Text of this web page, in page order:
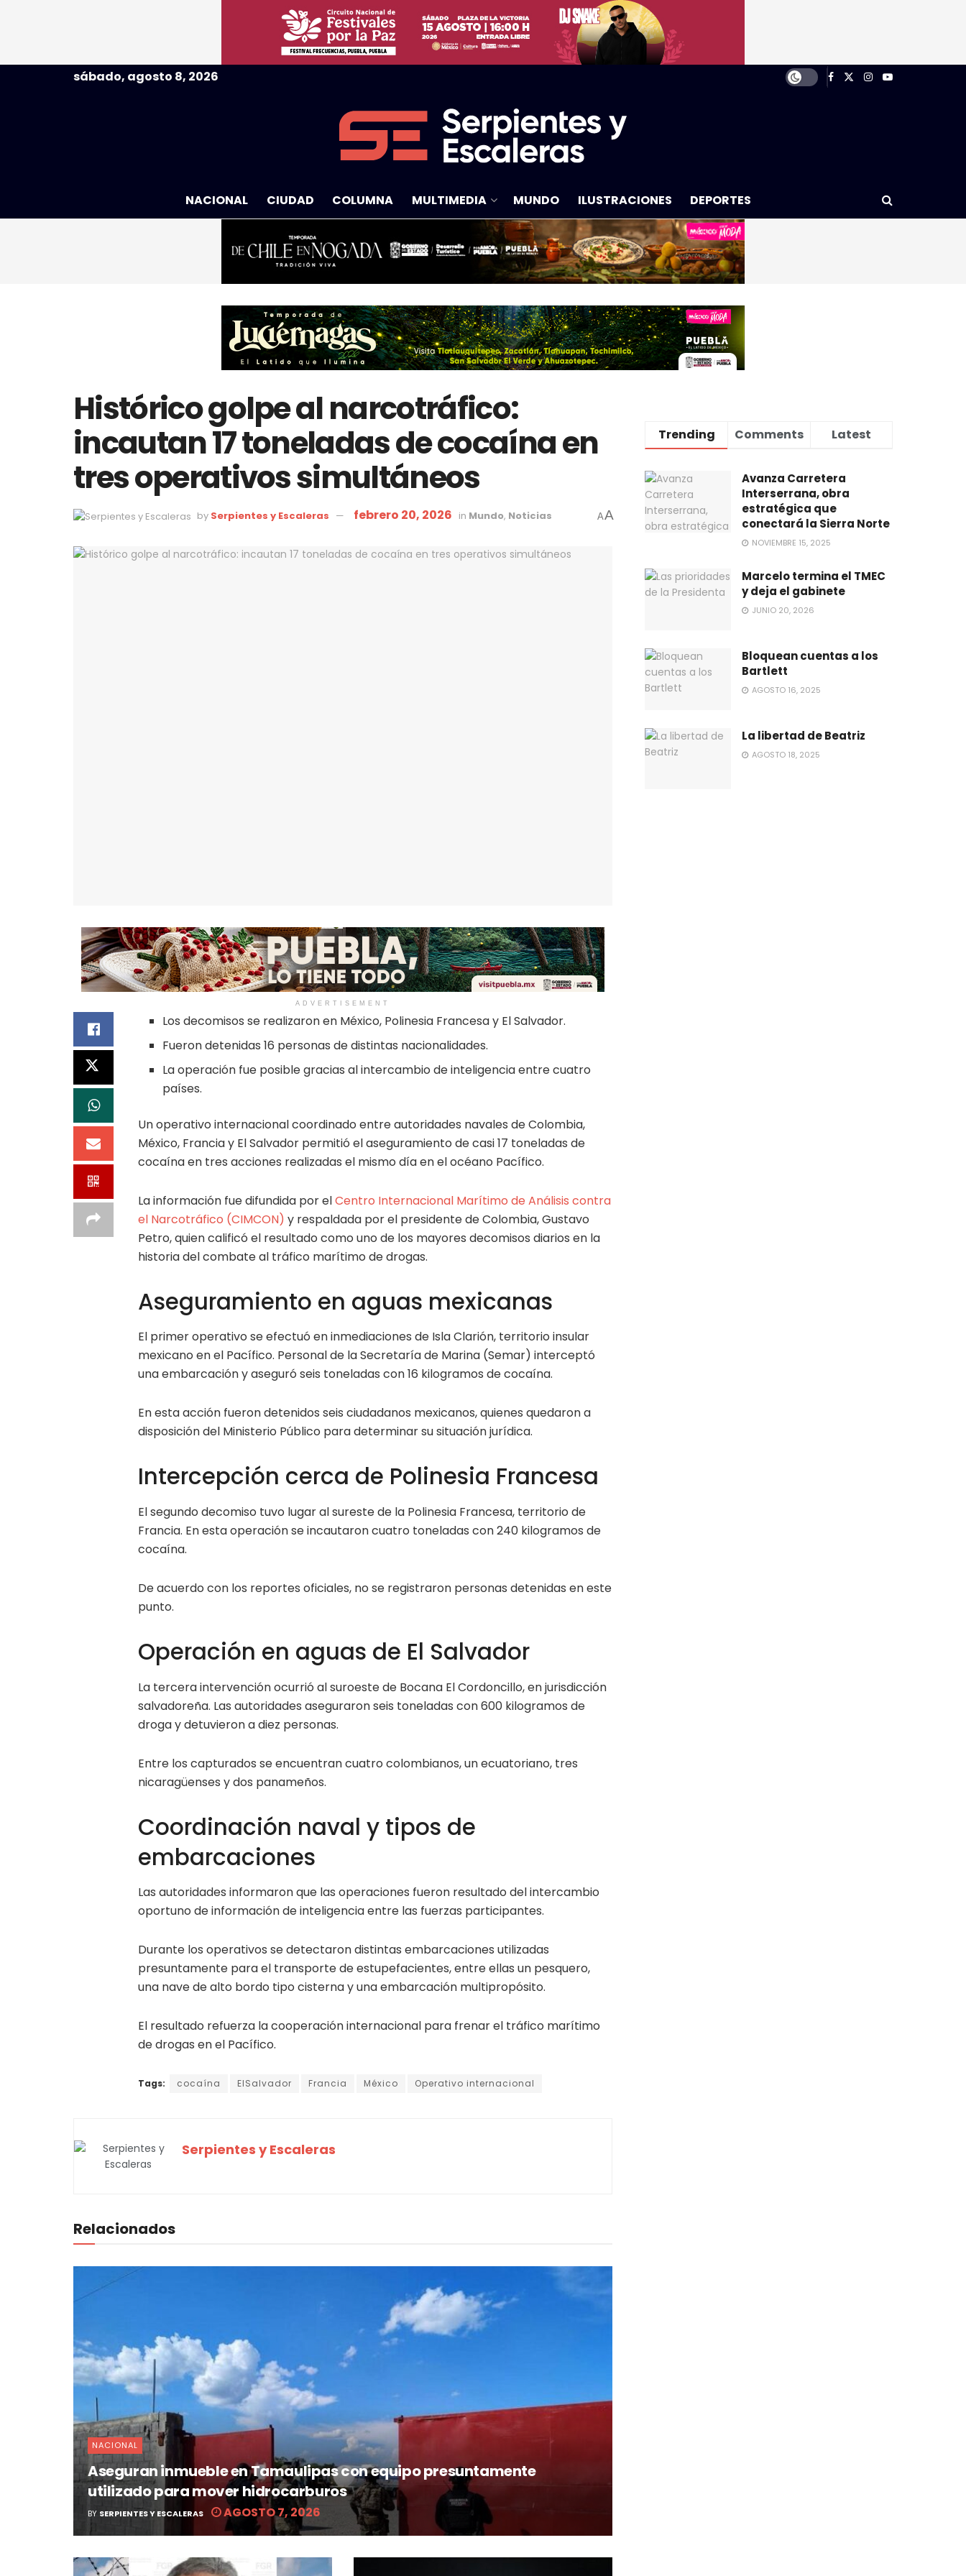
sábado, agosto 8, 2026
NACIONAL CIUDAD COLUMNA MULTIMEDIA MUNDO ILUSTRACIONES DEPORTES
Histórico golpe al narcotráfico:
incautan 17 toneladas de cocaína en
tres operativos simultáneos
by Serpientes y Escaleras febrero 20, 2026 in Mundo, Noticias AA
ADVERTISEMENT
Los decomisos se realizaron en México, Polinesia Francesa y El Salvador.
Fueron detenidas 16 personas de distintas nacionalidades.
La operación fue posible gracias al intercambio de inteligencia entre cuatro
países.
Un operativo internacional coordinado entre autoridades navales de Colombia,
México, Francia y El Salvador permitió el aseguramiento de casi 17 toneladas de
cocaína en tres acciones realizadas el mismo día en el océano Pacífico.
La información fue difundida por elCentro Internacional Marítimo de Análisis contra
el Narcotráfico (CIMCON) y respaldada por el presidente de Colombia, Gustavo
Petro, quien calificó el resultado como uno de los mayores decomisos diarios en la
historia del combate al tráfico marítimo de drogas.
Aseguramiento en aguas mexicanas
El primer operativo se efectuó en inmediaciones de Isla Clarión, territorio insular
mexicano en el Pacífico. Personal de la Secretaría de Marina (Semar) interceptó
una embarcación y aseguró seis toneladas con 16 kilogramos de cocaína.
En esta acción fueron detenidos seis ciudadanos mexicanos, quienes quedaron a
disposición del Ministerio Público para determinar su situación jurídica.
Intercepción cerca de Polinesia Francesa
El segundo decomiso tuvo lugar al sureste de la Polinesia Francesa, territorio de
Francia. En esta operación se incautaron cuatro toneladas con 240 kilogramos de
cocaína.
De acuerdo con los reportes oficiales, no se registraron personas detenidas en este
punto.
Operación en aguas de El Salvador
La tercera intervención ocurrió al suroeste de Bocana El Cordoncillo, en jurisdicción
salvadoreña. Las autoridades aseguraron seis toneladas con 600 kilogramos de
droga y detuvieron a diez personas.
Entre los capturados se encuentran cuatro colombianos, un ecuatoriano, tres
nicaragüenses y dos panameños.
Coordinación naval y tipos de
embarcaciones
Las autoridades informaron que las operaciones fueron resultado del intercambio
oportuno de información de inteligencia entre las fuerzas participantes.
Durante los operativos se detectaron distintas embarcaciones utilizadas
presuntamente para el transporte de estupefacientes, entre ellas un pesquero,
una nave de alto bordo tipo cisterna y una embarcación multipropósito.
El resultado refuerza la cooperación internacional para frenar el tráfico marítimo
de drogas en el Pacífico.
Tags: cocaína ElSalvador Francia México Operativo internacional
Serpientes y Escaleras
Relacionados
NACIONAL
Aseguran inmueble en Tamaulipas con equipo presuntamente
utilizado para mover hidrocarburos
BY SERPIENTES Y ESCALERAS AGOSTO 7, 2026
Trending Comments Latest
Avanza Carretera
Interserrana, obra
estratégica que
conectará la Sierra Norte
NOVIEMBRE 15, 2025
Marcelo termina el TMEC
y deja el gabinete
JUNIO 20, 2026
Bloquean cuentas a los
Bartlett
AGOSTO 16, 2025
La libertad de Beatriz
AGOSTO 18, 2025